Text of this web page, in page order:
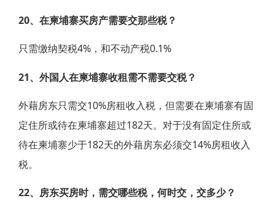
20、在柬埔寨买房产需要交那些税？
只需缴纳契税4%，和不动产税0.1%
21、外国人在柬埔寨收租需不需要交税？
外藉房东只需交10%房租收入税，但需要在柬埔寨有固
定住所或待在柬埔寨超过182天。对于没有固定住所或
待在柬埔寨少于182天的外藉房东必须交14%房租收入
税。
22、房东买房时，需交哪些税，何时交，交多少？